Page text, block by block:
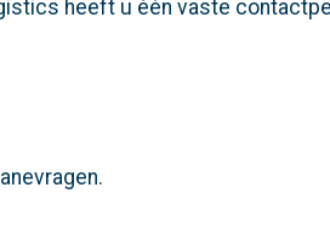
heeft u één vaste